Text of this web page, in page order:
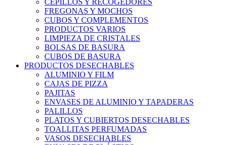
CEPILLOS Y RECOGEDORES
FREGONAS Y MOCHOS
CUBOS Y COMPLEMENTOS
PRODUCTOS VARIOS
LIMPIEZA DE CRISTALES
BOLSAS DE BASURA
CUBOS DE BASURA
PRODUCTOS DESECHABLES
ALUMINIO Y FILM
CAJAS DE PIZZA
PAJITAS
ENVASES DE ALUMINIO Y TAPADERAS
PALILLOS
PLATOS Y CUBIERTOS DESECHABLES
TOALLITAS PERFUMADAS
VASOS DESECHABLES